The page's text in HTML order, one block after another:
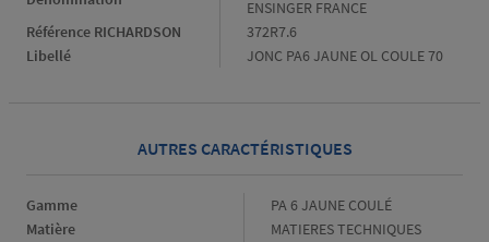
ENSINGER FRANCE
Référence RICHARDSON
372R7.6
Libellé
JONC PA6 JAUNE OL COULE 70
AUTRES CARACTÉRISTIQUES
Gamme Gamme
PA 6 JAUNE COULÉ
Matière
Matière
MATIERES TECHNIQUES